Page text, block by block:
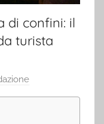
di confini: il
turista